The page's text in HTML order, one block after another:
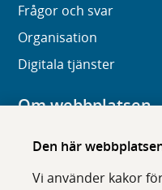
Den här
Vi använder kakor
Frågor och svar
Organisation
Digitala tjänster
Om webbplatsen
Om karolinska.se